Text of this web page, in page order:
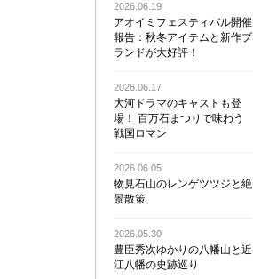
2026.06.19
アオイミフェスティバル開催
報告：秋冬アイテムと新作ブ
ランドが大好評！
2026.06.17
大河ドラマのキャストも登
場！ 百万石まつりで味わう
戦国ロマン
2026.06.05
物見石山のレンゲツツジと絶
景散策
2026.05.30
豊臣秀次ゆかりの八幡山と近
江八幡の史跡巡り